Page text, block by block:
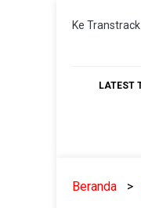
Skip
Ke Transtrack
LATEST
Beranda